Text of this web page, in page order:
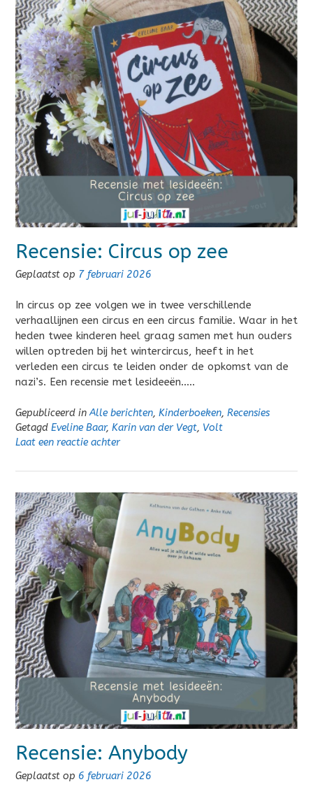
Recensie: Circus op zee
Geplaatst op 7 februari 2026
In circus op zee volgen we in twee verschillende
verhaallijnen een circus en een circus familie. Waar in het
heden twee kinderen heel graag samen met hun ouders
willen optreden bij het wintercircus, heeft in het
verleden een circus te leiden onder de opkomst van de
nazi’s. Een recensie met lesideeën…..
Gepubliceerd inAlle berichten, Kinderboeken, Recensies
Getagd Eveline Baar, Karin van der Vegt, Volt
Laat een reactie achter
Recensie: Anybody
Geplaatst op 6 februari 2026